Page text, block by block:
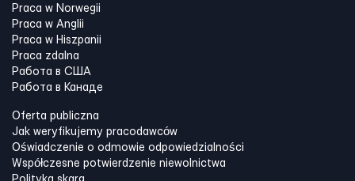
Praca w Norwegii
Praca w Anglii
Praca w Hiszpanii
Praca zdalna
Работа в США
Работа в Канадe
Oferta publiczna
Jak weryfikujemy pracodawców
Oświadczenie o odmowie odpowiedzialności
Współczesne potwierdzenie niewolnictwa